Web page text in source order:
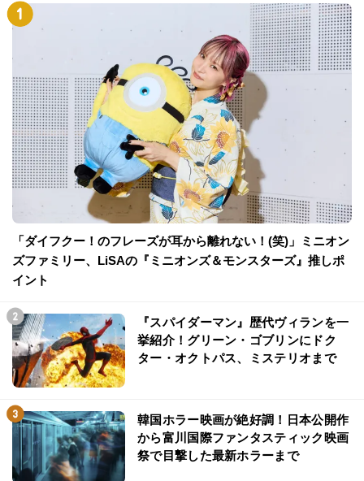
「ダイフクー！のフレーズが耳から離れない！(笑)」ミニオン
ズファミリー、LiSAの『ミニオンズ＆モンスターズ』推しポ
イント
『スパイダーマン』歴代ヴィランを一
挙紹介！グリーン・ゴブリンにドク
ター・オクトパス、ミステリオまで
韓国ホラー映画が絶好調！日本公開作
から富川国際ファンタスティック映画
祭で目撃した最新ホラーまで